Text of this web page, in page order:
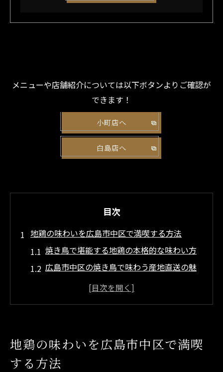
メニューや店舗紹介については以下ボタンよりご確認が
できます！
小町店へ
白島店へ
目次
地鶏の味わいを広島市中区で満喫する方法
焼き鳥で堪能する地鶏の本格的な味わい方
広島市中区の焼き鳥で味わう産地直送の魅
ランキング上位の焼き鳥店が選ばれる理由
焼き鳥広島ミシュラン店で味わう特別な時
地鶏の味わいを広島市中区で満喫
する方法